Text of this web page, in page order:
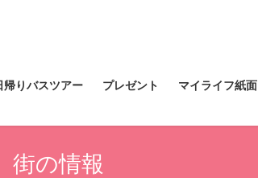
帰りバスツアー プレゼント マイライフ紙面
街の情報